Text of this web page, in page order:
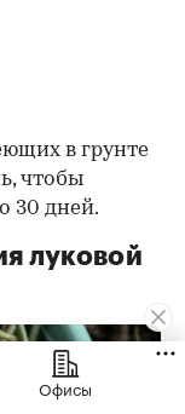
в грунте
чтобы
30 дней.
луковой
Офисы